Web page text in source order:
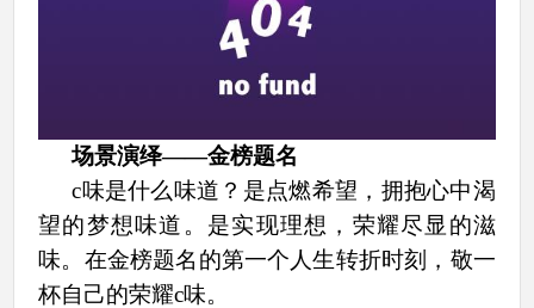
场景演绎——金榜题名
c味是什么味道？是点燃希望，拥抱心中渴
望的梦想味道。是实现理想，荣耀尽显的滋
味。在金榜题名的第一个人生转折时刻，敬一
杯自己的荣耀c味。